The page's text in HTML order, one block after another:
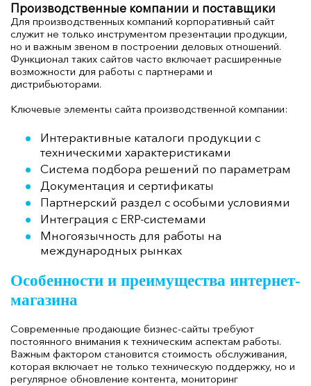
Производственные компании и поставщики
Для производственных компаний корпоративный сайт
служит не только инструментом презентации продукции,
но и важным звеном в построении деловых отношений.
Функционал таких сайтов часто включает расширенные
возможности для работы с партнерами и
дистрибьюторами.
Ключевые элементы сайта производственной компании:
Интерактивные каталоги продукции с
техническими характеристиками
Система подбора решений по параметрам
Документация и сертификаты
Партнерский раздел с особыми условиями
Интеграция с ERP-системами
Многоязычность для работы на
международных рынках
Особенности и преимущества интернет-
магазина
Современные продающие бизнес-сайты требуют
постоянного внимания к техническим аспектам работы.
Важным фактором становится стоимость обслуживания,
которая включает не только техническую поддержку, но и
регулярное обновление контента, мониторинг